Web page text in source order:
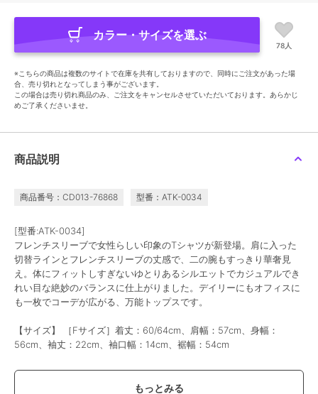
カラー・サイズを選ぶ
78人
※こちらの商品は複数のサイトで在庫を共有しておりますので、同時にご注文があった場
合、売り切れとなってしまう事がございます。
この場合は売り切れ商品のみ、ご注文をキャンセルさせていただいております。あらかじ
めご了承くださいませ。
商品説明
商品番号：CD013-76868 型番：ATK-0034
[型番:ATK-0034]
フレンチスリーブで女性らしい印象のTシャツが新登場。肩に入った
切替ラインとフレンチスリーブの丈感で、二の腕もすっきり華奢見
え。体にフィットしすぎないゆとりあるシルエットでカジュアルでき
れい目な絶妙のバランスに仕上がりました。デイリーにもオフィスに
も一枚でコーデが広がる、万能トップスです。
【サイズ】 ［Fサイズ］着丈：60/64cm、肩幅：57cm、身幅：
56cm、袖丈：22cm、袖口幅：14cm、裾幅：54cm
【素材】本体：コットン100%
リブ部分：コットン95％、ポリウレタン5%